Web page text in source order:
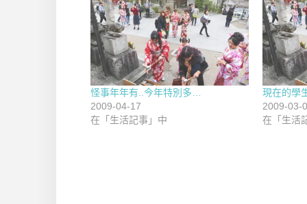
怪事年年有..今年特別多…
2009-04-17
在「生活記事」中
現在的學
2009-03-
在「生活